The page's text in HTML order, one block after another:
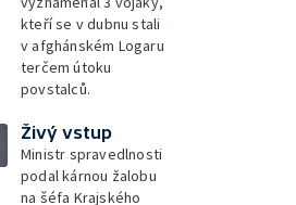
kteří se v dubnu stali
v afghánském Logaru
terčem útoku
povstalců.
Živý vstup
Ministr spravedlnosti
podal kárnou žalobu
na šéfa Krajského